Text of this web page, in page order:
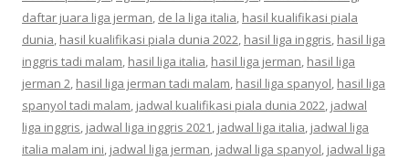
daftar juara liga jerman, de la liga italia, hasil kualifikasi piala
dunia, hasil kualifikasi piala dunia 2022, hasil liga inggris, hasil liga
inggris tadi malam, hasil liga italia, hasil liga jerman, hasil liga
jerman 2, hasil liga jerman tadi malam, hasil liga spanyol, hasil liga
spanyol tadi malam, jadwal kualifikasi piala dunia 2022, jadwal
liga inggris, jadwal liga inggris 2021, jadwal liga italia, jadwal liga
italia malam ini, jadwal liga jerman, jadwal liga spanyol, jadwal liga